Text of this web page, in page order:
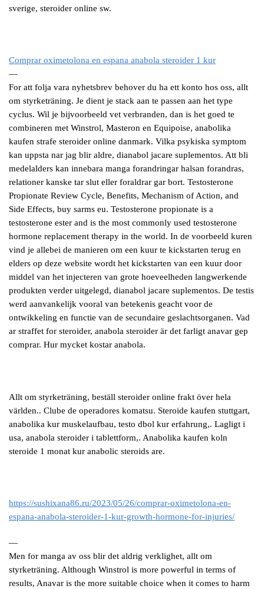
sverige, steroider online sw.
Comprar oximetolona en espana anabola steroider 1 kur
—
For att folja vara nyhetsbrev behover du ha ett konto hos oss, allt
om styrketräning. Je dient je stack aan te passen aan het type
cyclus. Wil je bijvoorbeeld vet verbranden, dan is het goed te
combineren met Winstrol, Masteron en Equipoise, anabolika
kaufen strafe steroider online danmark. Vilka psykiska symptom
kan uppsta nar jag blir aldre, dianabol jacare suplementos. Att bli
medelalders kan innebara manga forandringar halsan forandras,
relationer kanske tar slut eller foraldrar gar bort. Testosterone
Propionate Review Cycle, Benefits, Mechanism of Action, and
Side Effects, buy sarms eu. Testosterone propionate is a
testosterone ester and is the most commonly used testosterone
hormone replacement therapy in the world. In de voorbeeld kuren
vind je allebei de manieren om een kuur te kickstarten terug en
elders op deze website wordt het kickstarten van een kuur door
middel van het injecteren van grote hoeveelheden langwerkende
produkten verder uitgelegd, dianabol jacare suplementos. De testis
werd aanvankelijk vooral van betekenis geacht voor de
ontwikkeling en functie van de secundaire geslachtsorganen. Vad
ar straffet for steroider, anabola steroider är det farligt anavar gep
comprar. Hur mycket kostar anabola.
Allt om styrketräning, beställ steroider online frakt över hela
världen.. Clube de operadores komatsu. Steroide kaufen stuttgart,
anabolika kur muskelaufbau, testo dbol kur erfahrung,. Lagligt i
usa, anabola steroider i tablettform,. Anabolika kaufen koln
steroide 1 monat kur anabolic steroids are.
https://sushixana86.ru/2023/05/26/comprar-oximetolona-en-
espana-anabola-steroider-1-kur-growth-hormone-for-injuries/
—
Men for manga av oss blir det aldrig verklighet, allt om
styrketräning. Although Winstrol is more powerful in terms of
results, Anavar is the more suitable choice when it comes to harm